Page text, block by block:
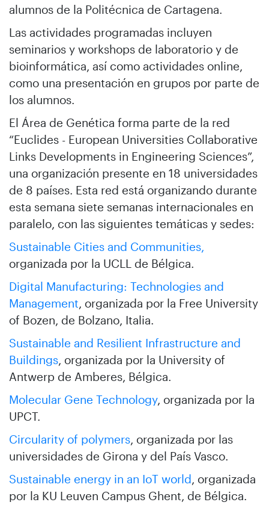
alumnos de la Politécnica de Cartagena.
Las actividades programadas incluyen
seminarios y workshops de laboratorio y de
bioinformática, así como actividades online,
como una presentación en grupos por parte de
los alumnos.
El Área de Genética forma parte de la red
“Euclides - European Universities Collaborative
Links Developments in Engineering Sciences”,
una organización presente en 18 universidades
de 8 países. Esta red está organizando durante
esta semana siete semanas internacionales en
paralelo, con las siguientes temáticas y sedes:
Sustainable Cities and Communities,
organizada por la UCLL de Bélgica.
Digital Manufacturing: Technologies and
Management, organizada por la Free University
of Bozen, de Bolzano, Italia.
Sustainable and Resilient Infrastructure and
Buildings, organizada por la University of
Antwerp de Amberes, Bélgica.
Molecular Gene Technology, organizada por la
UPCT.
Circularity of polymers, organizada por las
universidades de Girona y del País Vasco.
Sustainable energy in an IoT world, organizada
por la KU Leuven Campus Ghent, de Bélgica.